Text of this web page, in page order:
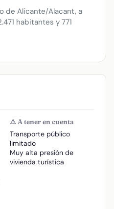
de Alicante/Alacant, a
habitantes y 771
⚠️ A tener en cuenta
Transporte público
limitado
Muy alta presión de
vivienda turística